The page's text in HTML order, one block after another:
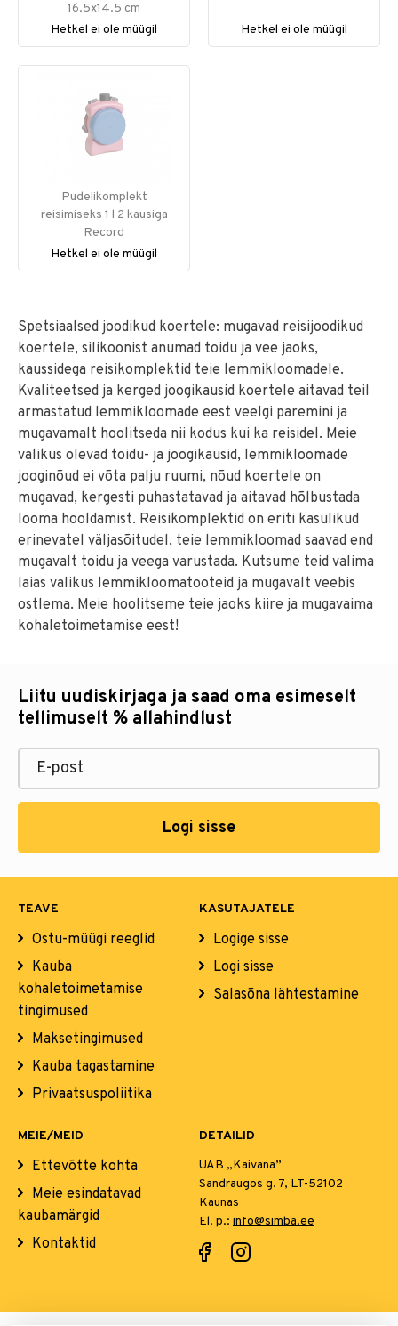
16.5x14.5 cm
Hetkel ei ole müügil
Hetkel ei ole müügil
Pudelikomplekt
reisimiseks 1 l 2 kausiga
Record
Hetkel ei ole müügil
Spetsiaalsed joodikud koertele: mugavad reisijoodikud
koertele, silikoonist anumad toidu ja vee jaoks,
kaussidega reisikomplektid teie lemmikloomadele.
Kvaliteetsed ja kerged joogikausid koertele aitavad teil
armastatud lemmikloomade eest veelgi paremini ja
mugavamalt hoolitseda nii kodus kui ka reisidel. Meie
valikus olevad toidu- ja joogikausid, lemmikloomade
jooginõud ei võta palju ruumi, nõud koertele on
mugavad, kergesti puhastatavad ja aitavad hõlbustada
looma hooldamist. Reisikomplektid on eriti kasulikud
erinevatel väljasõitudel, teie lemmikloomad saavad end
mugavalt toidu ja veega varustada. Kutsume teid valima
laias valikus lemmikloomatooteid ja mugavalt veebis
ostlema. Meie hoolitseme teie jaoks kiire ja mugavaima
kohaletoimetamise eest!
Liitu uudiskirjaga ja saad oma esimeselt
tellimuselt % allahindlust
Logi sisse
TEAVE
Ostu-müügi reeglid
Kauba
kohaletoimetamise
tingimused
Maksetingimused
Kauba tagastamine
Privaatsuspoliitika
KASUTAJATELE
Logige sisse
Logi sisse
Salasõna lähtestamine
MEIE/MEID
Ettevõtte kohta
Meie esindatavad
kaubamärgid
Kontaktid
DETAILID
UAB „Kaivana”
Sandraugos g. 7, LT-52102
Kaunas
El. p.: info@simba.ee